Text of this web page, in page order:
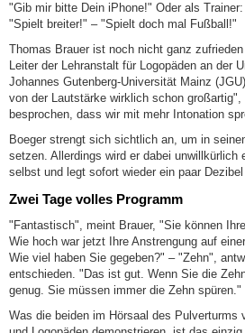
"Gib mir bitte Dein iPhone!" Oder als
"Spielt breiter!" – "Spielt doch mal Fußball!"
Thomas Brauer ist noch nicht ganz
Leiter der Lehranstalt für Logopäden an der
Johannes Gutenberg-Universität Mainz
von der Lautstärke wirklich schon großartig",
besprochen, dass wir mit mehr Intonation
Boeger strengt sich sichtlich an, um in
setzen. Allerdings wird er dabei unwillkürlich
selbst und legt sofort wieder ein paar
Zwei Tage volles Programm
"Fantastisch", meint Brauer, "Sie können
Wie hoch war jetzt Ihre Anstrengung auf
Wie viel haben Sie gegeben?" – "Zehn",
entschieden. "Das ist gut. Wenn Sie die
genug. Sie müssen immer die Zehn spüren."
Was die beiden im Hörsaal des Pulverturms